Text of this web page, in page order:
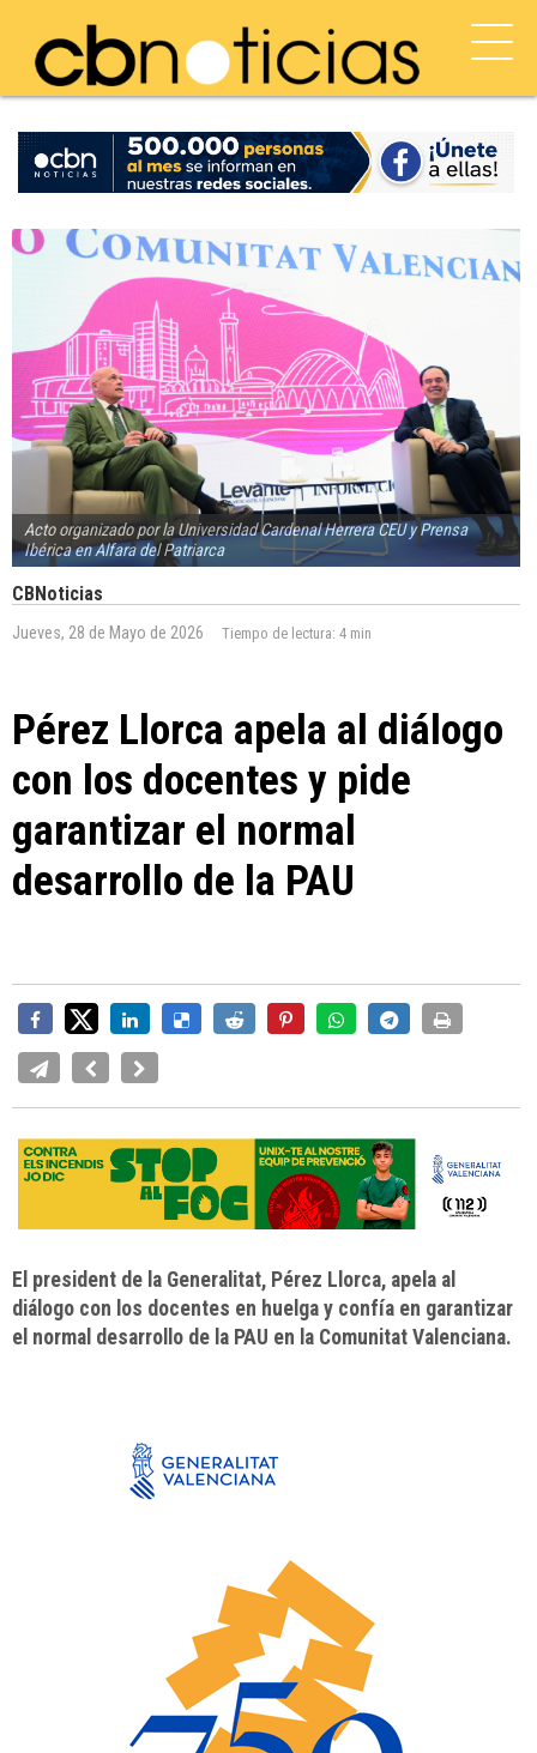
Acto organizado por la Universidad Cardenal Herrera CEU y Prensa
Ibérica en Alfara del Patriarca
CBNoticias
Jueves, 28 de Mayo de 2026 Tiempo de lectura: 4 min
Pérez Llorca apela al diálogo
con los docentes y pide
garantizar el normal
desarrollo de la PAU
El president de la Generalitat, Pérez Llorca, apela al
diálogo con los docentes en huelga y confía en garantizar
el normal desarrollo de la PAU en la Comunitat Valenciana.